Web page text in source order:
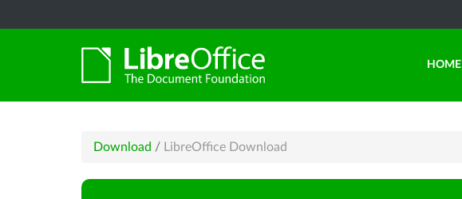
HOME
Download / LibreOffice Download